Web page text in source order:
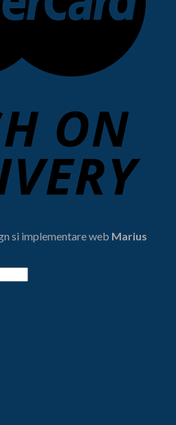
si implementare web Marius